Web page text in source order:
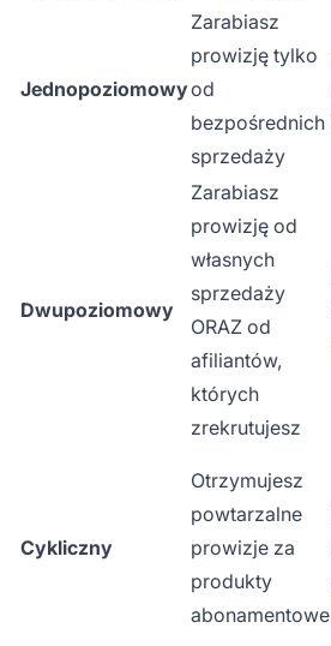
Jednopoziomowy
Zarabiasz
prowizję tylko
od
bezpośrednich
sprzedaży
Dwupoziomowy
Zarabiasz
prowizję od
własnych
sprzedaży
ORAZ od
afiliantów,
których
zrekrutujesz
Cykliczny
Otrzymujesz
powtarzalne
prowizje za
produkty
abonamentowe